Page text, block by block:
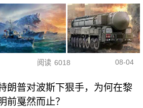
阅读 6018 08-04
朗普对波斯下狠手，为何在黎
前戛然而止？